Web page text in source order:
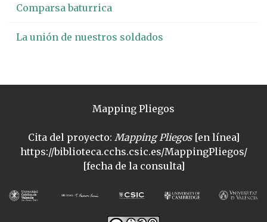
Comparsa baturrica
La unión de nuestros soldados
Mapping Pliegos
Cita del proyecto: Mapping Pliegos[en línea]
https://biblioteca.cchs.csic.es/MappingPliegos/
[fecha de la consulta]